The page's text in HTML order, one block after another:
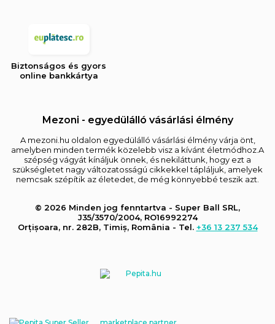
Biztonságos és gyors
online bankkártya
Mezoni - egyedülálló vásárlási élmény
A mezoni.hu oldalon egyedülálló vásárlási élmény várja önt,
amelyben minden termék közelebb visz a kívánt életmódhoz.A
szépség vágyát kínáljuk önnek, és nekiláttunk, hogy ezt a
szükségletet nagy változatosságú cikkekkel tápláljuk, amelyek
nemcsak szépítik az életedet, de még könnyebbé teszik azt.
© 2026 Minden jog fenntartva - Super Ball SRL,
J35/3570/2004, RO16992274
Orțișoara, nr. 282B, Timiș, România - Tel. +36 13 237 534